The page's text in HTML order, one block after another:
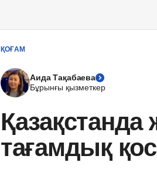
ҚОҒАМ
Аида Тақабаева
Бұрынғы қызметкер
тағамдық